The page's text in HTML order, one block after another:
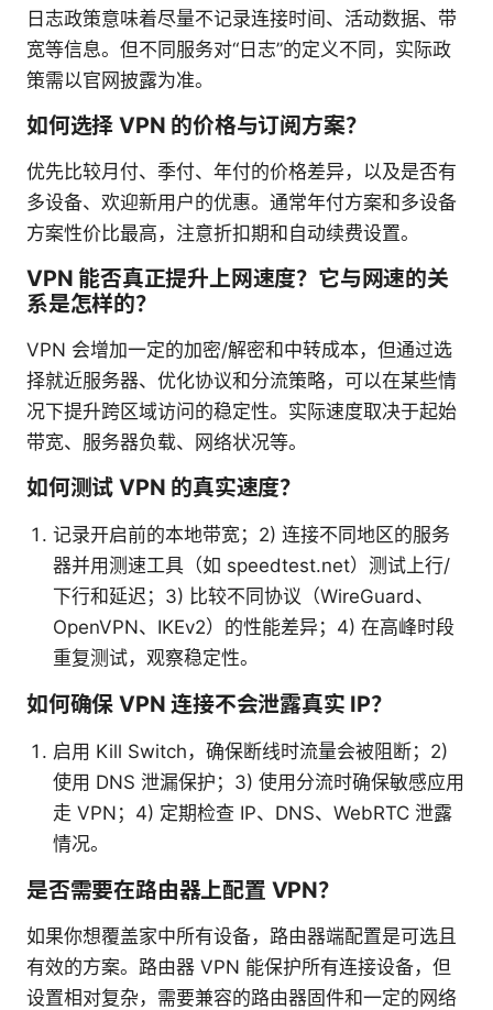
日志政策意味着尽量不记录连接时间、活动数据、带
宽等信息。但不同服务对“日志”的定义不同，实际政
策需以官网披露为准。
如何选择 VPN 的价格与订阅方案？
优先比较月付、季付、年付的价格差异，以及是否有
多设备、欢迎新用户的优惠。通常年付方案和多设备
方案性价比最高，注意折扣期和自动续费设置。
VPN 能否真正提升上网速度？它与网速的关
系是怎样的？
VPN 会增加一定的加密/解密和中转成本，但通过选
择就近服务器、优化协议和分流策略，可以在某些情
况下提升跨区域访问的稳定性。实际速度取决于起始
带宽、服务器负载、网络状况等。
如何测试 VPN 的真实速度？
记录开启前的本地带宽；2) 连接不同地区的服务
器并用测速工具（如 speedtest.net）测试上行/
下行和延迟；3) 比较不同协议（WireGuard、
OpenVPN、IKEv2）的性能差异；4) 在高峰时段
重复测试，观察稳定性。
如何确保 VPN 连接不会泄露真实 IP？
启用 Kill Switch，确保断线时流量会被阻断；2)
使用 DNS 泄漏保护；3) 使用分流时确保敏感应用
走 VPN；4) 定期检查 IP、DNS、WebRTC 泄露
情况。
是否需要在路由器上配置 VPN？
如果你想覆盖家中所有设备，路由器端配置是可选且
有效的方案。路由器 VPN 能保护所有连接设备，但
设置相对复杂，需要兼容的路由器固件和一定的网络